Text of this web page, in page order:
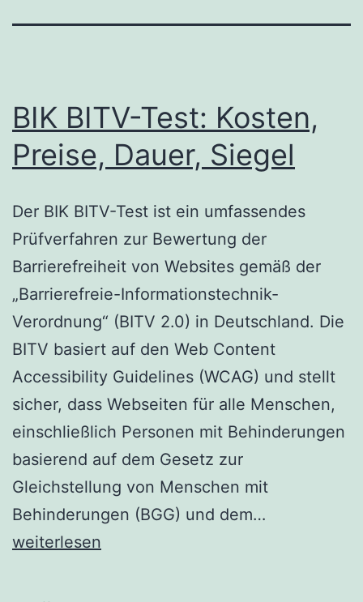
BIK BITV-Test: Kosten,
Preise, Dauer, Siegel
Der BIK BITV-Test ist ein umfassendes
Prüfverfahren zur Bewertung der
Barrierefreiheit von Websites gemäß der
„Barrierefreie-Informationstechnik-
Verordnung“ (BITV 2.0) in Deutschland. Die
BITV basiert auf den Web Content
Accessibility Guidelines (WCAG) und stellt
sicher, dass Webseiten für alle Menschen,
einschließlich Personen mit Behinderungen
basierend auf dem Gesetz zur
Gleichstellung von Menschen mit
Behinderungen (BGG) und dem…
weiterlesen